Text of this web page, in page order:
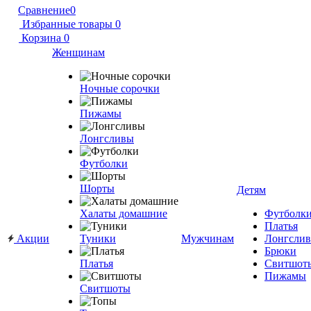
Сравнение0
Избранные товары 0
Корзина 0
Акции
Женщинам
Ночные сорочки
Пижамы
Лонгсливы
Футболки
Шорты
Халаты домашние
Туники
Платья
Свитшоты
Мужчинам
Детям
Футболки
Платья
Брюки
Пижамы